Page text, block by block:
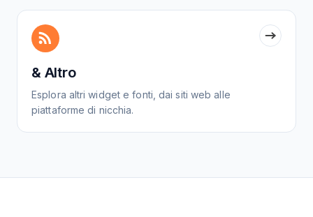
& Altro
Esplora altri widget e fonti, dai siti web alle
piattaforme di nicchia.